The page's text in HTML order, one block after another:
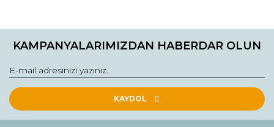
konularda yetersiz gördüğünüz noktaları öneri formunu
Görüş ve önerileriniz için teşekkür ederiz.
Ürün resmi kalitesiz, bozuk veya görüntülenemiyor.
Ürün açıklamasında eksik bilgiler bulunuyor.
KAMPANYALARIMIZDAN HABERDAR OLUN
KAYDOL